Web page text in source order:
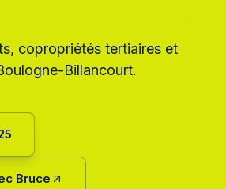
copropriétés tertiaires et
Billancourt.
Bruce